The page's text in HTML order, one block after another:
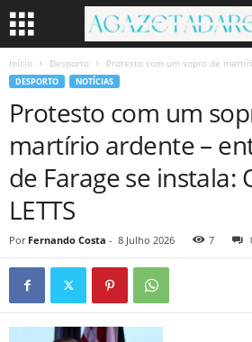
Início Desporto Protesto com um sopro de
DESPORTO NOTÍCIAS
Protesto com um
martírio ardente –
de Farage se instala:
LETTS
Por Fernando Costa - 8 Julho 2026 7